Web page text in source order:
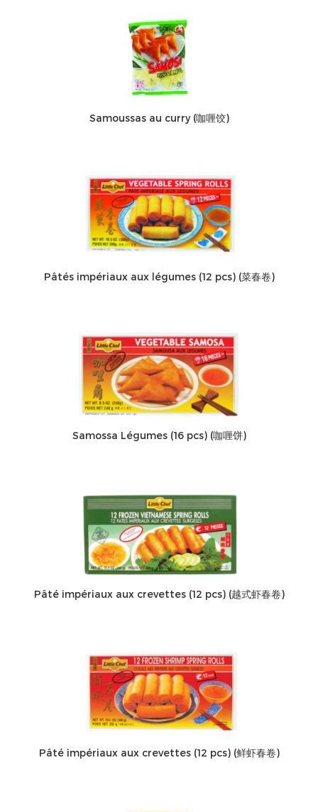
Samoussas au curry (咖喱饺)
Pâtés impériaux aux légumes (12 pcs) (菜春卷)
Samossa Légumes (16 pcs) (咖喱饼)
Pâté impériaux aux crevettes (12 pcs) (越式虾春卷)
Pâté impériaux aux crevettes (12 pcs) (鲜虾春卷)